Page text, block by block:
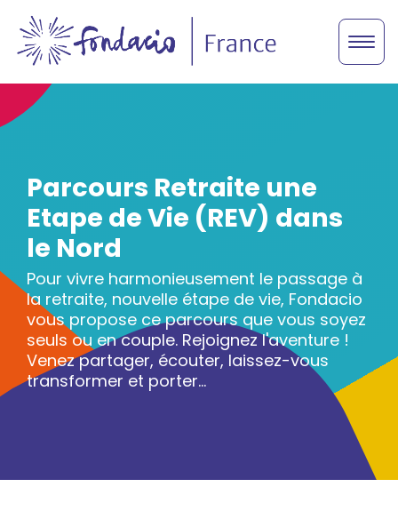
Parcours Retraite une
Etape de Vie (REV) dans
le Nord
Pour vivre harmonieusement le passage à
la retraite, nouvelle étape de vie, Fondacio
vous propose ce parcours que vous soyez
seuls ou en couple. Rejoignez l'aventure !
Venez partager, écouter, laissez-vous
transformer et porter...